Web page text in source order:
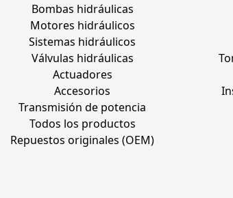
Bombas hidráulicas
Motores hidráulicos
Sistemas hidráulicos
Válvulas hidráulicas
Actuadores
Accesorios
Transmisión de potencia
Todos los productos
Repuestos originales (OEM)